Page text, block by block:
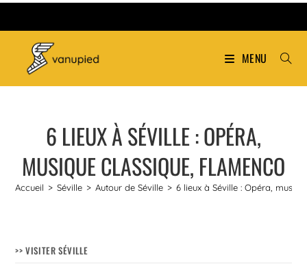
MENU
6 LIEUX À SÉVILLE : OPÉRA,
MUSIQUE CLASSIQUE, FLAMENCO
Accueil > Séville > Autour de Séville > 6 lieux à Séville : Opéra,
>> VISITER SÉVILLE